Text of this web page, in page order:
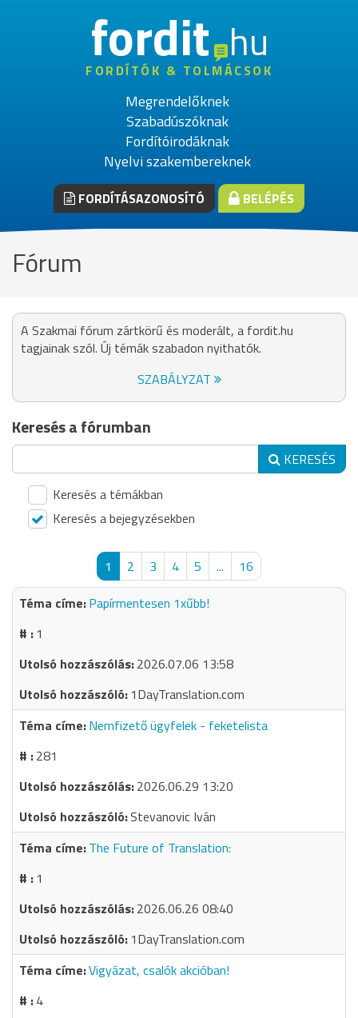
fordithu
FORDÍTÓK & TOLMÁCSOK
Megrendelőknek
Szabadúszóknak
Fordítóirodáknak
Nyelvi szakembereknek
FORDÍTÁSAZONOSÍTÓ BELÉPÉS
Fórum
A Szakmai fórum zártkörű és moderált, a fordit.hu
tagjainak szól. Új témák szabadon nyithatók.
SZABÁLYZAT
Keresés a fórumban
KERESÉS
Keresés a témákban
Keresés a bejegyzésekben
1 2 3 4 5 ...
16
Papírmentesen 1xűbb!
1
2026.07.06 13:58
1DayTranslation.com
Nemfizető ügyfelek - feketelista
281
2026.06.29 13:20
Stevanovic Iván
The Future of Translation:
1
2026.06.26 08:40
1DayTranslation.com
Vigyázat, csalók akcióban!
4